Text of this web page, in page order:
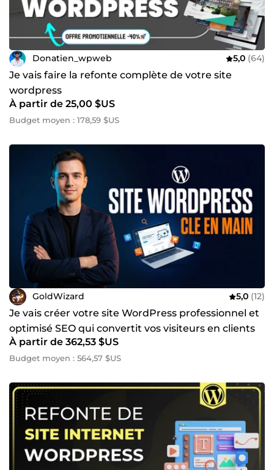
Donatien_wpweb 5,0 (64)
Je vais faire la refonte complète de votre site
wordpress
À partir de 25,00 $US
Budget moyen : 178,59 $US
GoldWizard 5,0 (12)
Je vais créer votre site WordPress professionnel et
optimisé SEO qui convertit vos visiteurs en clients
À partir de 362,53 $US
Budget moyen : 564,57 $US